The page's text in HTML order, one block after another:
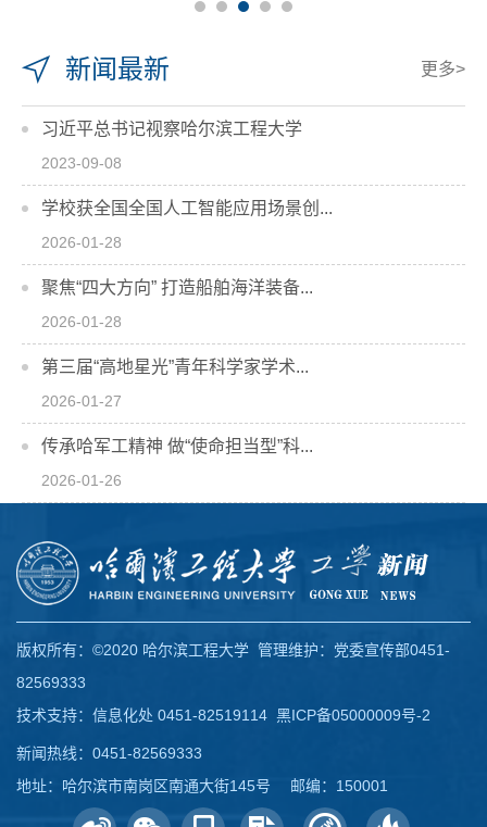
新闻最新 更多>
习近平总书记视察哈尔滨工程大学
2023-09-08
学校获全国全国人工智能应用场景创...
2026-01-28
聚焦“四大方向” 打造船舶海洋装备...
2026-01-28
第三届“高地星光”青年科学家学术...
2026-01-27
传承哈军工精神 做“使命担当型”科...
2026-01-26
版权所有：©2020 哈尔滨工程大学 管理维护：党委宣传部0451-
82569333
技术支持：信息化处 0451-82519114 黑ICP备05000009号-2
新闻热线：0451-82569333
地址：哈尔滨市南岗区南通大街145号 邮编：150001